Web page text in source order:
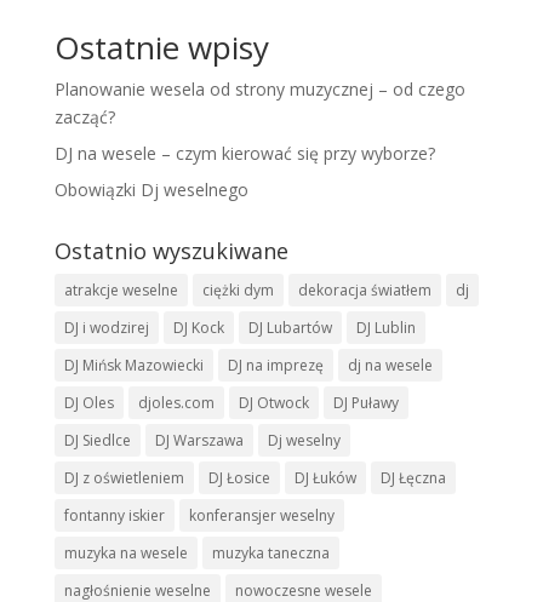
Ostatnie wpisy
Planowanie wesela od strony muzycznej – od czego
zacząć?
DJ na wesele – czym kierować się przy wyborze?
Obowiązki Dj weselnego
Ostatnio wyszukiwane
atrakcje weselne ciężki dym dekoracja światłem
dj
DJ i wodzirej
DJ Kock DJ Lubartów
DJ Lublin
DJ Mińsk Mazowiecki
DJ na imprezę
dj na wesele
DJ Oles
djoles.com DJ Otwock
DJ Puławy
DJ Siedlce
DJ Warszawa
Dj weselny
DJ z oświetleniem
DJ Łosice DJ Łuków
DJ Łęczna
fontanny iskier
konferansjer weselny
muzyka na wesele
muzyka taneczna
nagłośnienie weselne
nowoczesne wesele